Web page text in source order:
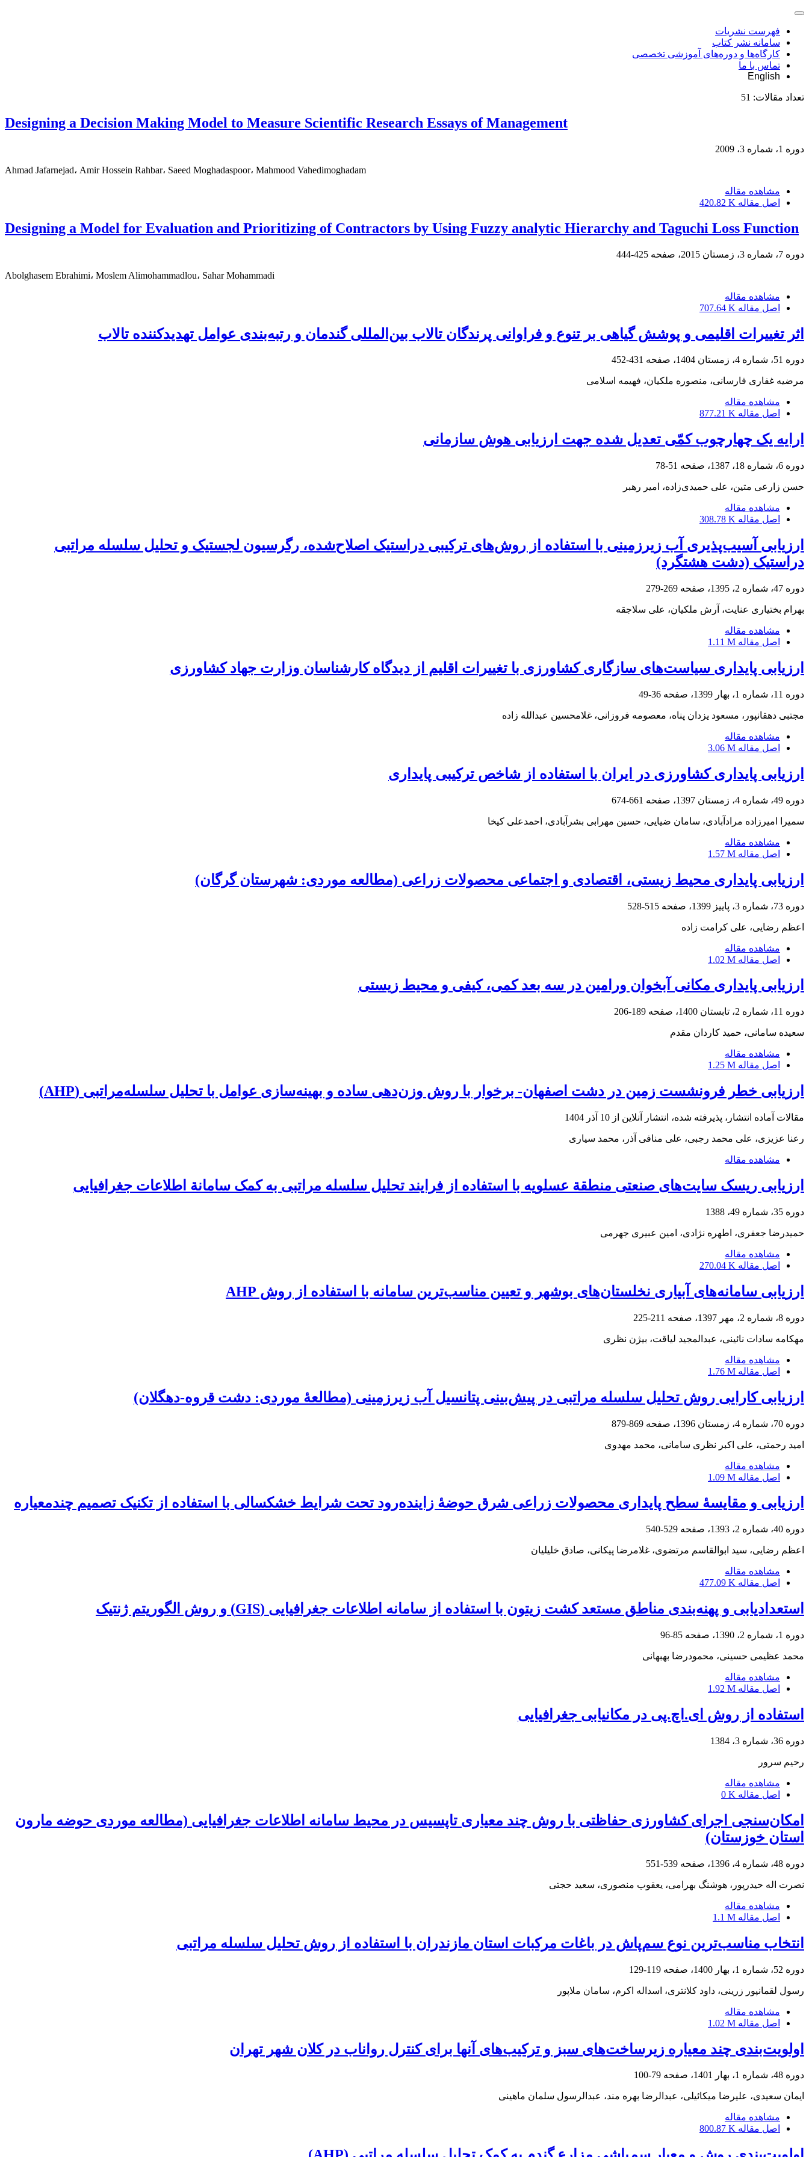
فهرست نشریات
سامانه نشر کتاب
کارگاه‌ها و دوره‌های آموزشی تخصصی
تماس با ما
English
تعداد مقالات: 51
Designing a Decision Making Model to Measure Scientific Research Essays of Management
دوره 1، شماره 3، 2009
Ahmad Jafarnejad، Amir Hossein Rahbar، Saeed Moghadaspoor، Mahmood Vahedimoghadam
مشاهده مقاله
اصل مقاله 420.82 K
Designing a Model for Evaluation and Prioritizing of Contractors by Using Fuzzy analytic Hierarchy and Taguchi Loss Function
دوره 7، شماره 3، زمستان 2015، صفحه 425-444
Abolghasem Ebrahimi، Moslem Alimohammadlou، Sahar Mohammadi
مشاهده مقاله
اصل مقاله 707.64 K
اثر تغییرات اقلیمی و پوشش گیاهی بر تنوع و فراوانی پرندگان تالاب بین‌المللی گندمان و رتبه‌بندی عوامل تهدید‌کننده تالاب
دوره 51، شماره 4، زمستان 1404، صفحه 431-452
مرضیه غفاری فارسانی، منصوره ملکیان، فهیمه اسلامی
مشاهده مقاله
اصل مقاله 877.21 K
ارایه یک چهارچوب کمّی تعدیل شده جهت ارزیابی هوش سازمانی
دوره 6، شماره 18، 1387، صفحه 51-78
حسن زارعی متین، علی حمیدی‌زاده، امیر رهبر
مشاهده مقاله
اصل مقاله 308.78 K
ارزیابی آسیب‌پذیری آب زیرزمینی با استفاده از روش‌های ترکیبی دراستیک اصلاح‌شده، رگرسیون لجستیک و تحلیل سلسله مراتبی
‌دراستیک (دشت هشتگرد)
دوره 47، شماره 2، 1395، صفحه 269-279
بهرام بختیاری عنایت، آرش ملکیان، علی سلاجقه
مشاهده مقاله
اصل مقاله 1.11 M
ارزیابی پایداری سیاست‌های سازگاری کشاورزی با تغییرات اقلیم از دیدگاه کارشناسان وزارت جهاد کشاورزی
دوره 11، شماره 1، بهار 1399، صفحه 36-49
مجتبی دهقانپور، مسعود یزدان پناه، معصومه فروزانی، غلامحسین عبدالله زاده
مشاهده مقاله
اصل مقاله 3.06 M
ارزیابی پایداری کشاورزی در ایران با استفاده از شاخص‌ ترکیبی پایداری
دوره 49، شماره 4، زمستان 1397، صفحه 661-674
سمیرا امیرزاده مرادآبادی، سامان ضیایی، حسین مهرابی بشرآبادی، احمدعلی کیخا
مشاهده مقاله
اصل مقاله 1.57 M
ارزیابی پایداری محیط زیستی، اقتصادی و اجتماعی محصولات زراعی (مطالعه موردی: شهرستان گرگان)
دوره 73، شماره 3، پاییز 1399، صفحه 515-528
اعظم رضایی، علی کرامت زاده
مشاهده مقاله
اصل مقاله 1.02 M
ارزیابی پایداری مکانی آبخوان ورامین در سه بعد کمی، کیفی و محیط زیستی
دوره 11، شماره 2، تابستان 1400، صفحه 189-206
سعیده سامانی، حمید کاردان مقدم
مشاهده مقاله
اصل مقاله 1.25 M
ارزیابی خطر فرونشست زمین در دشت اصفهان- برخوار با روش وزن‌دهی ساده و بهینه‌سازی عوامل با تحلیل سلسله‌مراتبی (AHP)
مقالات آماده انتشار، پذیرفته شده، انتشار آنلاین از 10 آذر 1404
رعنا عزیزی، علی محمد رجبی، علی منافی آذر، محمد سیاری
مشاهده مقاله
ارزیابی ریسک سایت‌های صنعتی منطقة عسلویه با استفاده از فرایند تحلیل سلسله مراتبی به کمک سامانة اطلاعات جغرافیایی
دوره 35، شماره 49، 1388
حمیدرضا جعفری، اطهره نژادی، امین عبیری جهرمی
مشاهده مقاله
اصل مقاله 270.04 K
ارزیابی سامانه‌های‌ آبیاری نخلستان‌های بوشهر و تعیین مناسب‌ترین سامانه با استفاده از روش AHP
دوره 8، شماره 2، مهر 1397، صفحه 211-225
مهکامه سادات نائینی، عبدالمجید لیاقت، بیژن نظری
مشاهده مقاله
اصل مقاله 1.76 M
ارزیابی کارایی روش تحلیل سلسله مراتبی در پیش‌بینی پتانسیل آب زیرزمینی (مطالعۀ موردی: دشت قروه-دهگلان)
دوره 70، شماره 4، زمستان 1396، صفحه 869-879
امید رحمتی، علی اکبر نظری سامانی، محمد مهدوی
مشاهده مقاله
اصل مقاله 1.09 M
ارزیابی و مقایسۀ سطح پایداری محصولات زراعی شرق حوضۀ زاینده‌رود تحت شرایط خشکسالی با استفاده از تکنیک تصمیم چندمعیاره
دوره 40، شماره 2، 1393، صفحه 529-540
اعظم رضایی، سید ابوالقاسم مرتضوی، غلامرضا پیکانی، صادق خلیلیان
مشاهده مقاله
اصل مقاله 477.09 K
استعدادیابی و پهنه‌بندی مناطق مستعد کشت زیتون با استفاده از سامانه اطلاعات جغرافیایی (GIS) و روش الگوریتم ژنتیک
دوره 1، شماره 2، 1390، صفحه 85-96
محمد عظیمی حسینی، محمودرضا بهبهانی
مشاهده مقاله
اصل مقاله 1.92 M
استفاده از روش ای.اچ.پی در مکان‎یابی جغرافیایی
دوره 36، شماره 3، 1384
رحیم سرور
مشاهده مقاله
اصل مقاله 0 K
امکان‌سنجی اجرای کشاورزی حفاظتی با روش چند معیاری تاپسیس در محیط سامانه اطلاعات جغرافیایی (مطالعه موردی حوضه مارون
استان خوزستان)
دوره 48، شماره 4، 1396، صفحه 539-551
نصرت اله حیدرپور، هوشنگ بهرامی، یعقوب منصوری، سعید حجتی
مشاهده مقاله
اصل مقاله 1.1 M
انتخاب مناسب‌ترین نوع سم‌پاش در باغات مرکبات استان مازندران با استفاده از روش تحلیل سلسله مراتبی
دوره 52، شماره 1، بهار 1400، صفحه 119-129
رسول لقمانپور زرینی، داود کلانتری، اسداله اکرم، سامان ملاپور
مشاهده مقاله
اصل مقاله 1.02 M
اولویت‌بندی چند معیاره زیرساخت‌های سبز و ترکیب‌های آنها برای کنترل رواناب در کلان شهر تهران
دوره 48، شماره 1، بهار 1401، صفحه 79-100
ایمان سعیدی، علیرضا میکائیلی، عبدالرضا بهره مند، عبدالرسول سلمان ماهینی
مشاهده مقاله
اصل مقاله 800.87 K